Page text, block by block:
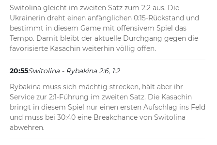
Switolina gleicht im zweiten Satz zum 2:2 aus. Die
Ukrainerin dreht einen anfänglichen 0:15-Rückstand und
bestimmt in diesem Game mit offensivem Spiel das
Tempo. Damit bleibt der aktuelle Durchgang gegen die
favorisierte Kasachin weiterhin völlig offen.
20:55Switolina - Rybakina 2:6, 1:2
Rybakina muss sich mächtig strecken, hält aber ihr
Service zur 2:1-Führung im zweiten Satz. Die Kasachin
bringt in diesem Spiel nur einen ersten Aufschlag ins Feld
und muss bei 30:40 eine Breakchance von Switolina
abwehren.